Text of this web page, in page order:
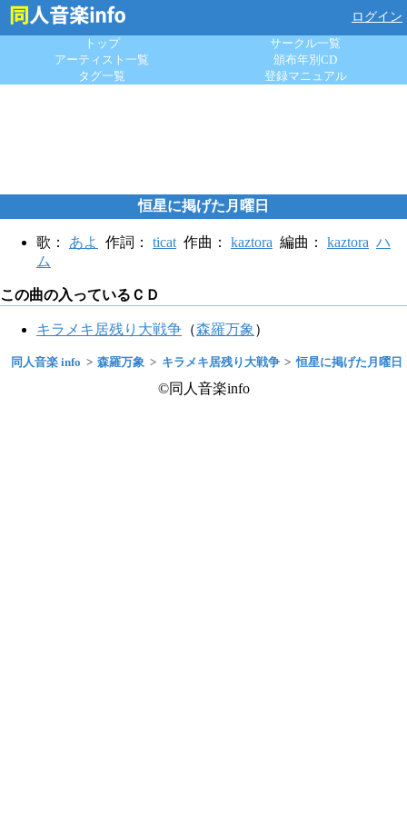
ログイン
トップ
サークル一覧
アーティスト一覧
頒布年別CD
タグ一覧
登録マニュアル
恒星に掲げた月曜日
歌： あよ 作詞： ticat 作曲： kaztora 編曲： kaztora ハ
ム
この曲の入っているＣＤ
キラメキ居残り大戦争 （森羅万象 ）
同人音楽 info 森羅万象 キラメキ居残り大戦争 恒星に掲げた月曜日
©同人音楽info